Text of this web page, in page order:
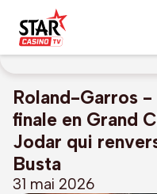
Roland-Garros
finale en Grand
Jodar qui
Busta
31 mai 2026